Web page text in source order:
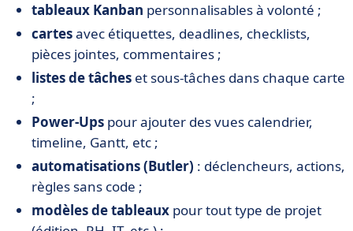
tableaux Kanban personnalisables à volonté ;
cartesavec étiquettes, deadlines, checklists,
pièces jointes, commentaires ;
listes de tâches et sous-tâches dans chaque carte
;
Power-Ups pour ajouter des vues calendrier,
timeline, Gantt, etc ;
automatisations (Butler) : déclencheurs, actions,
règles sans code ;
modèles de tableaux pour tout type de projet